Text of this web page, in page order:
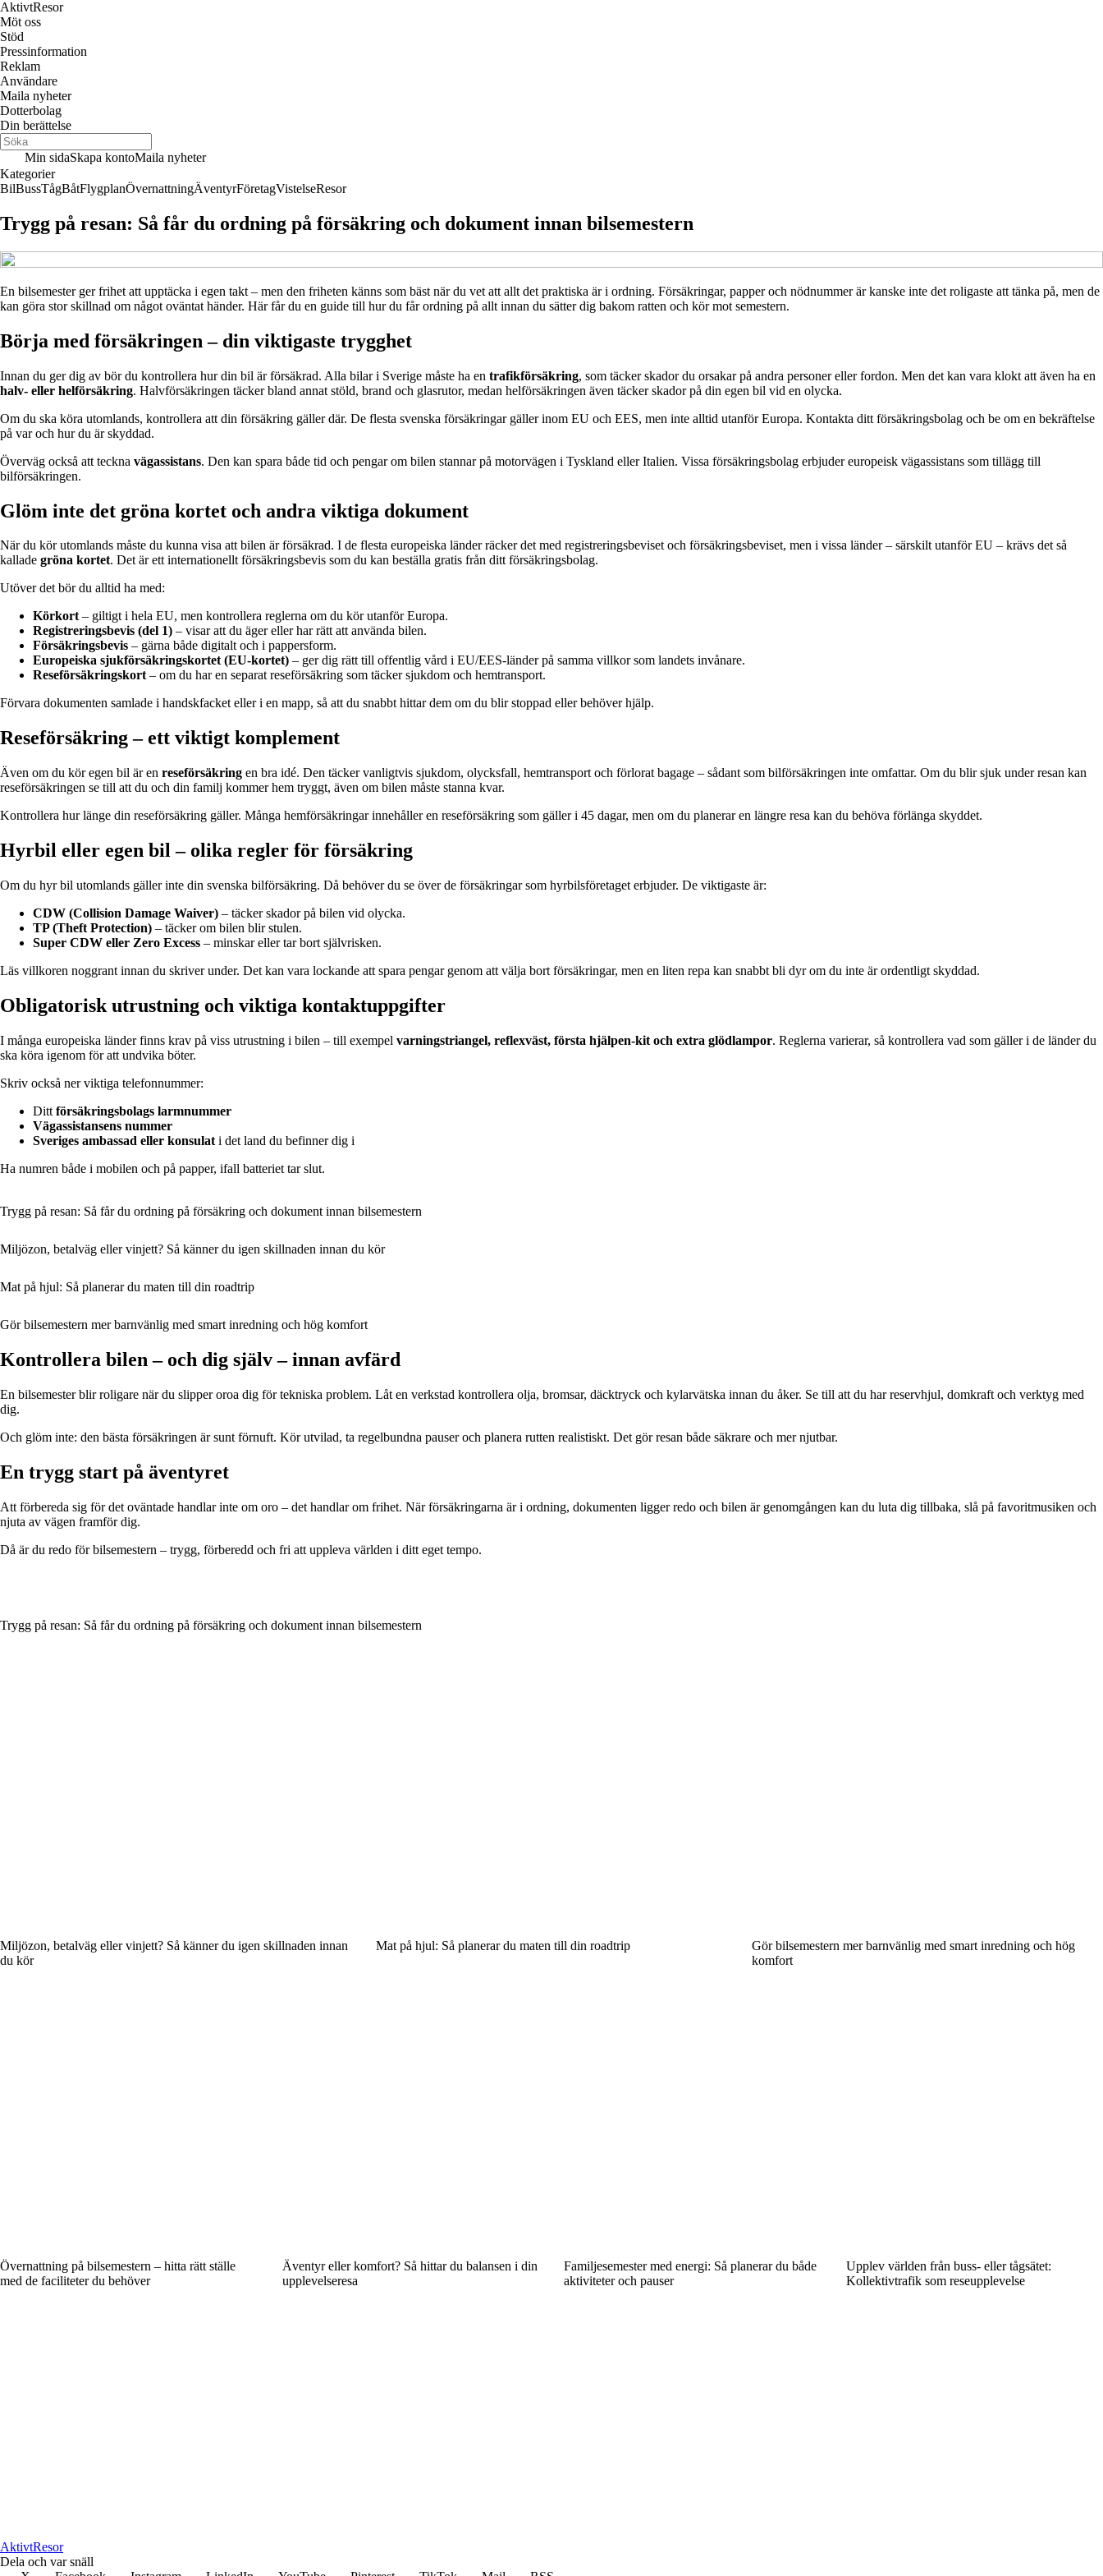
AktivtResor
Möt oss
Stöd
Pressinformation
Reklam
Användare
Maila nyheter
Dotterbolag
Din berättelse
Min sidaSkapa kontoMaila nyheter
Kategorier
BilBussTågBåtFlygplanÖvernattningÄventyrFöretagVistelseResor
Trygg på resan: Så får du ordning på försäkring och dokument innan bilsemestern
En bilsemester ger frihet att upptäcka i egen takt – men den friheten känns som bäst när du vet att allt det praktiska är i ordning. Försäkringar, papper och nödnummer är kanske inte det roligaste att tänka på, men de
kan göra stor skillnad om något oväntat händer. Här får du en guide till hur du får ordning på allt innan du sätter dig bakom ratten och kör mot semestern.
Börja med försäkringen – din viktigaste trygghet
Innan du ger dig av bör du kontrollera hur din bil är försäkrad. Alla bilar i Sverige måste ha en trafikförsäkring, som täcker skador du orsakar på andra personer eller fordon. Men det kan vara klokt att även ha en
halv- eller helförsäkring. Halvförsäkringen täcker bland annat stöld, brand och glasrutor, medan helförsäkringen även täcker skador på din egen bil vid en olycka.
Om du ska köra utomlands, kontrollera att din försäkring gäller där. De flesta svenska försäkringar gäller inom EU och EES, men inte alltid utanför Europa. Kontakta ditt försäkringsbolag och be om en bekräftelse
på var och hur du är skyddad.
Överväg också att teckna vägassistans. Den kan spara både tid och pengar om bilen stannar på motorvägen i Tyskland eller Italien. Vissa försäkringsbolag erbjuder europeisk vägassistans som tillägg till
bilförsäkringen.
Glöm inte det gröna kortet och andra viktiga dokument
När du kör utomlands måste du kunna visa att bilen är försäkrad. I de flesta europeiska länder räcker det med registreringsbeviset och försäkringsbeviset, men i vissa länder – särskilt utanför EU – krävs det så
kallade gröna kortet. Det är ett internationellt försäkringsbevis som du kan beställa gratis från ditt försäkringsbolag.
Utöver det bör du alltid ha med:
Körkort– giltigt i hela EU, men kontrollera reglerna om du kör utanför Europa.
Registreringsbevis (del 1) – visar att du äger eller har rätt att använda bilen.
Försäkringsbevis – gärna både digitalt och i pappersform.
Europeiska sjukförsäkringskortet (EU-kortet) – ger dig rätt till offentlig vård i EU/EES-länder på samma villkor som landets invånare.
Reseförsäkringskort– om du har en separat reseförsäkring som täcker sjukdom och hemtransport.
Förvara dokumenten samlade i handskfacket eller i en mapp, så att du snabbt hittar dem om du blir stoppad eller behöver hjälp.
Reseförsäkring – ett viktigt komplement
Även om du kör egen bil är en reseförsäkring en bra idé. Den täcker vanligtvis sjukdom, olycksfall, hemtransport och förlorat bagage – sådant som bilförsäkringen inte omfattar. Om du blir sjuk under resan kan
reseförsäkringen se till att du och din familj kommer hem tryggt, även om bilen måste stanna kvar.
Kontrollera hur länge din reseförsäkring gäller. Många hemförsäkringar innehåller en reseförsäkring som gäller i 45 dagar, men om du planerar en längre resa kan du behöva förlänga skyddet.
Hyrbil eller egen bil – olika regler för försäkring
Om du hyr bil utomlands gäller inte din svenska bilförsäkring. Då behöver du se över de försäkringar som hyrbilsföretaget erbjuder. De viktigaste är:
CDW (Collision Damage Waiver) – täcker skador på bilen vid olycka.
TP (Theft Protection) – täcker om bilen blir stulen.
Super CDW eller Zero Excess – minskar eller tar bort självrisken.
Läs villkoren noggrant innan du skriver under. Det kan vara lockande att spara pengar genom att välja bort försäkringar, men en liten repa kan snabbt bli dyr om du inte är ordentligt skyddad.
Obligatorisk utrustning och viktiga kontaktuppgifter
I många europeiska länder finns krav på viss utrustning i bilen – till exempel varningstriangel, reflexväst, första hjälpen-kit och extra glödlampor. Reglerna varierar, så kontrollera vad som gäller i de länder du
ska köra igenom för att undvika böter.
Skriv också ner viktiga telefonnummer:
Ditt försäkringsbolags larmnummer
Vägassistansens nummer
Sveriges ambassad eller konsulat i det land du befinner dig i
Ha numren både i mobilen och på papper, ifall batteriet tar slut.
Trygg på resan: Så får du ordning på försäkring och dokument innan bilsemestern
Miljözon, betalväg eller vinjett? Så känner du igen skillnaden innan du kör
Mat på hjul: Så planerar du maten till din roadtrip
Gör bilsemestern mer barnvänlig med smart inredning och hög komfort
Kontrollera bilen – och dig själv – innan avfärd
En bilsemester blir roligare när du slipper oroa dig för tekniska problem. Låt en verkstad kontrollera olja, bromsar, däcktryck och kylarvätska innan du åker. Se till att du har reservhjul, domkraft och verktyg med
dig.
Och glöm inte: den bästa försäkringen är sunt förnuft. Kör utvilad, ta regelbundna pauser och planera rutten realistiskt. Det gör resan både säkrare och mer njutbar.
En trygg start på äventyret
Att förbereda sig för det oväntade handlar inte om oro – det handlar om frihet. När försäkringarna är i ordning, dokumenten ligger redo och bilen är genomgången kan du luta dig tillbaka, slå på favoritmusiken och
njuta av vägen framför dig.
Då är du redo för bilsemestern – trygg, förberedd och fri att uppleva världen i ditt eget tempo.
Trygg på resan: Så får du ordning på försäkring och dokument innan bilsemestern
Miljözon, betalväg eller vinjett? Så känner du igen skillnaden innan
du kör
Mat på hjul: Så planerar du maten till din roadtrip
Gör bilsemestern mer barnvänlig med smart inredning och hög
komfort
Övernattning på bilsemestern – hitta rätt ställe
med de faciliteter du behöver
Äventyr eller komfort? Så hittar du balansen i din
upplevelseresa
Familjesemester med energi: Så planerar du både
aktiviteter och pauser
Upplev världen från buss- eller tågsätet:
Kollektivtrafik som reseupplevelse
AktivtResor
Dela och var snäll